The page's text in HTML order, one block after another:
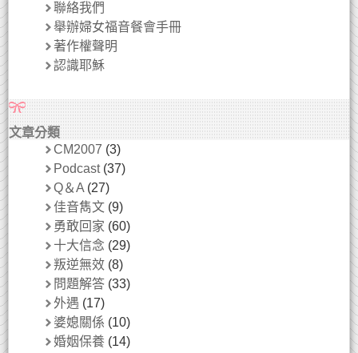
聯絡我們
舉辦婦女福音餐會手冊
著作權聲明
認識耶穌
文章分類
CM2007 (3)
Podcast(37)
Q＆A (27)
佳音雋文 (9)
勇敢回家 (60)
十大信念 (29)
叛逆無效 (8)
問題解答 (33)
外遇 (17)
婆媳關係 (10)
婚姻保養 (14)